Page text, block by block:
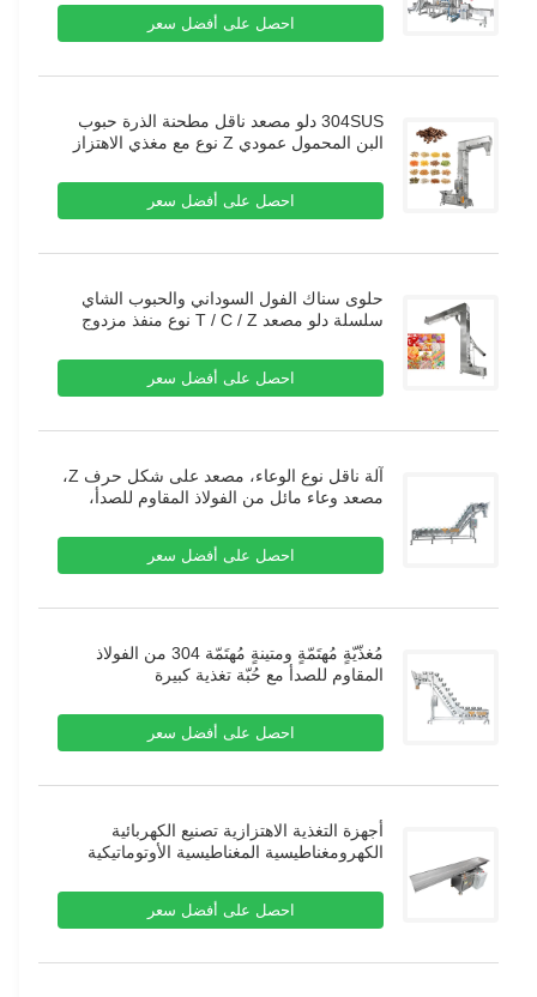
احصل على أفضل سعر
304SUS دلو مصعد ناقل مطحنة الذرة حبوب
البن المحمول عمودي Z نوع مع مغذي الاهتزاز
احصل على أفضل سعر
حلوى سناك الفول السوداني والحبوب الشاي
سلسلة دلو مصعد T / C / Z نوع منفذ مزدوج
لآلة الغذاء
احصل على أفضل سعر
مصعد وعاء مائل من الفولاذ المقاوم للصدأ،
احصل على أفضل سعر
مُغذّيّةٍ مُهتَمّةٍ ومتينةٍ مُهتَمّة 304 من الفولاذ
المقاوم للصدأ مع حُبّة تغذية كبيرة
احصل على أفضل سعر
أجهزة التغذية الاهتزازية تصنيع الكهربائية
الكهرومغناطيسية المغناطيسية الأوتوماتيكية
الاهتزازية سلة التغذية المزدوجة
احصل على أفضل سعر